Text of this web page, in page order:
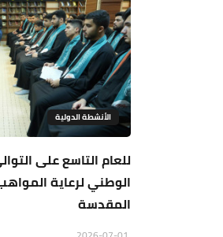
الأنشطة الدولية
للعام التاسع على
الوطني لرعاية
المقدسة